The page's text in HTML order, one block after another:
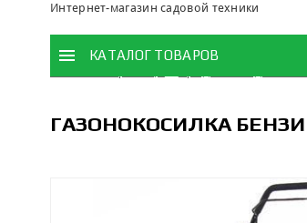
Интернет-магазин садовой техники
КАТАЛОГ ТОВАРОВ
Продажа садовой
ГАЗОНОКОСИЛКА